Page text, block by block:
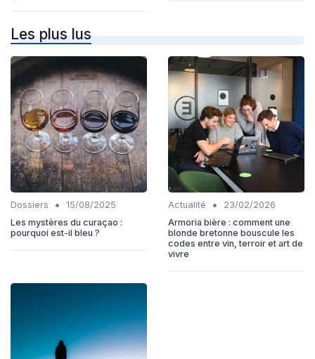
Les plus lus
Dossiers •
15/08/2025
Les mystères du curaçao :
pourquoi est-il bleu ?
Actualité •
23/02/2026
Armoria bière : comment une
blonde bretonne bouscule les
codes entre vin, terroir et art de
vivre